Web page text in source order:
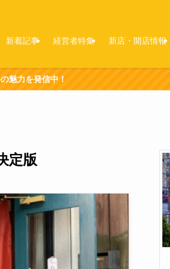
新着記事 経営者特集 新店・開店情報
魅力を発信中！
定版